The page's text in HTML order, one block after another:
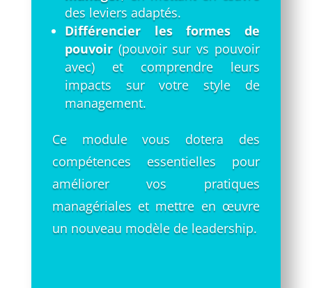
des leviers adaptés.
Différencier les formes de
pouvoir(pouvoir sur vs pouvoir
avec) et comprendre leurs
impacts sur votre style de
management.
Ce module vous dotera des
compétences essentielles pour
améliorer vos pratiques
managériales et mettre en œuvre
un nouveau modèle de leadership.